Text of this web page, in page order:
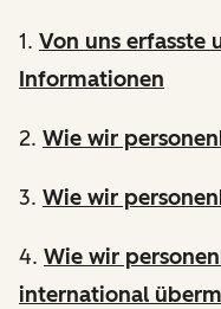
1. Von uns erfasste
Informationen
2. Wie wir
3. Wie wir
4. Wie wir
international